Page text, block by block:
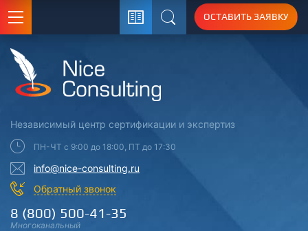
Поиск
ОСТАВИТЬ ЗАЯВКУ
Независимый центр сертификации и экспертиз
ПН-ЧТ с 9:00 до 18:00, ПТ до 17:30
info@nice-consulting.ru
Обратный звонок
8 (800) 500-41-35
Многоканальный